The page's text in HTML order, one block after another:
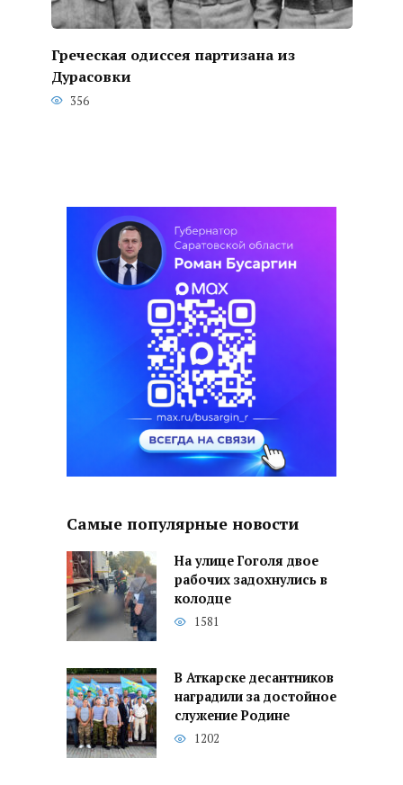
Греческая одиссея партизана из
Дурасовки
356
Самые популярные новости
На улице Гоголя двое
рабочих задохнулись в
колодце
1581
В Аткарске десантников
наградили за достойное
служение Родине
1202